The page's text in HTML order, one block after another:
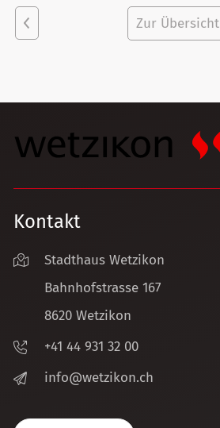
Vorheriger
Artikel
Zur Übersicht
Kontakt
Stadthaus Wetzikon
Bahnhofstrasse 167
8620 Wetzikon
+41 44 931 32 00
nf
w tz k n ch